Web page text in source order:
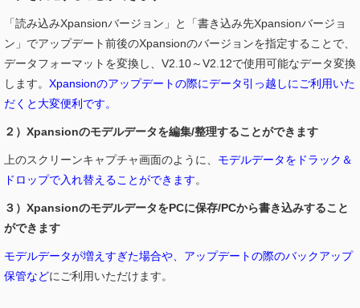
「読み込みXpansionバージョン」と「書き込み先Xpansionバージョ
ン」でアップデート前後のXpansionのバージョンを指定することで、
データフォーマットを変換し、V2.10～V2.12で使用可能なデータ変換
します。 Xpansionのアップデートの際にデータ引っ越しにご利用いた
だくと大変便利です。
２）Xpansionのモデルデータを編集/整理することができます
上のスクリーンキャプチャ画面のように、 モデルデータをドラック＆
ドロップで入れ替えることができます。
３）XpansionのモデルデータをPCに保存/PCから書き込みすること
ができます
モデルデータが増えすぎた場合や、アップデートの際のバックアップ
保管などにご利用いただけます。